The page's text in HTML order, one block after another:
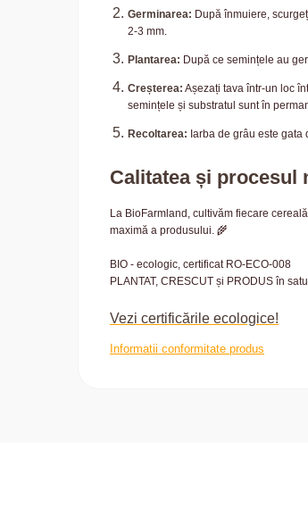
Germinarea: După înmuiere,
2-3 mm.
Plantarea: După ce semințele au
Creșterea: Așezați tava într-un loc
semințele și substratul sunt în
Recoltarea: Iarba de grâu este
Calitatea și procesul
La BioFarmland, cultivăm fiecare
maximă a produsului. 🌾
BIO - ecologic, certificat RO-ECO-008
PLANTAT, CRESCUT și PRODUS în
Vezi certificările ecologice!
Informatii conformitate produs